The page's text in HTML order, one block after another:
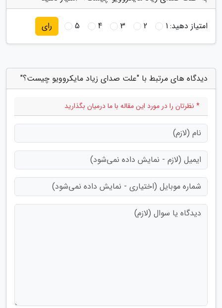
امتیاز دهید:1
2
3
4
5 رای
دیدگاه های مرتبط با "علت صدای زیاد مایکروویو چیست؟"
* نظرتان را در مورد این مقاله با ما درمیان بگذارید